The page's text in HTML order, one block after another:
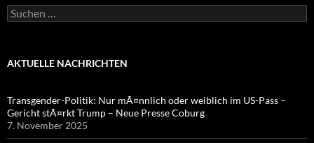
Suchen
nach:
AKTUELLE NACHRICHTEN
Transgender-Politik: Nur mÃ¤nnlich oder weiblich im US-Pass –
Gericht stÃ¤rkt Trump – Neue Presse Coburg
7. November 2025